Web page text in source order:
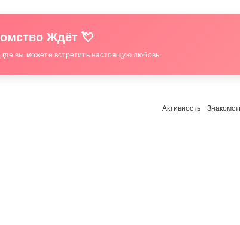
Ждёт 💘
вы можете встретить настоящую любовь.
Активность